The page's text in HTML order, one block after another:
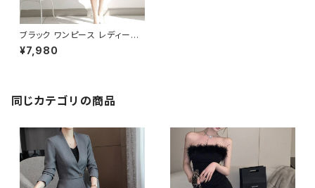
ブラック ワンピース レディース
シフォン袖 タイトワンピース ミ
ニ丈 フリル裾 ドレス 韓国風 き
着痩せ効果 大人フェミニン 20
代 30代 40代 長袖風 透け感
C-OSS0143
¥7,980
同じカテゴリの商品